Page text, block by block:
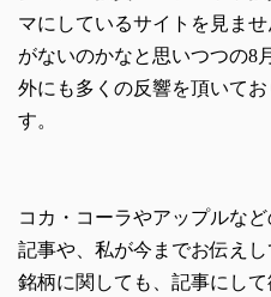
マにしているサイトを見ま
がないのかなと思いつつの8
外にも多くの反響を頂いて
す。
コカ・コーラやアップルな
記事や、私が今までお伝え
銘柄に関しても、記事にし